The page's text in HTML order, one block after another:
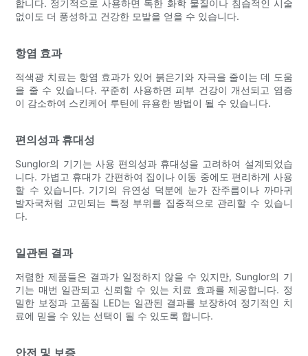
합니다. 정기적으로 사용하면 독한 화학 물질이나 침습적인 시술
없이도 더 풍성하고 건강한 모발을 얻을 수 있습니다.
항염 효과
적색광 치료는 항염 효과가 있어 붉은기와 자극을 줄이는 데 도움
을 줄 수 있습니다. 꾸준히 사용하면 피부 건강이 개선되고 염증
이 감소하여 스킨케어 루틴에 유용한 방법이 될 수 있습니다.
편의성과 휴대성
Sunglor의 기기는 사용 편의성과 휴대성을 고려하여 설계되었습
니다. 가볍고 휴대가 간편하여 집이나 이동 중에도 편리하게 사용
할 수 있습니다. 기기의 유연성 덕분에 눈가 잔주름이나 까마귀
발자국처럼 고민되는 특정 부위를 집중적으로 관리할 수 있습니
다.
일관된 결과
저렴한 제품들은 결과가 일정하지 않을 수 있지만, Sunglor의 기
기는 매번 일관되고 신뢰할 수 있는 치료 효과를 제공합니다. 정
밀한 보정과 고품질 LED는 일관된 결과를 보장하여 정기적인 치
료에 믿을 수 있는 선택이 될 수 있도록 합니다.
안전 및 보증